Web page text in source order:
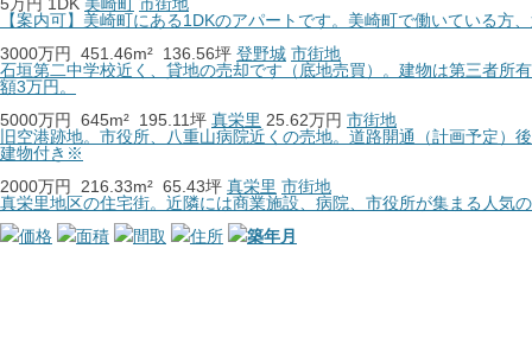
【案内可】美崎町にある1DKのアパートです。美崎町で働いている方
3000万円
451.46m² 136.56坪 登野城 市街地
石垣第二中学校近く、貸地の売却です（底地売買）。建物は第三者所
額3万円。
5000万円
645m² 195.11坪 真栄里 25.62万円 市街地
旧空港跡地。市役所、八重山病院近くの売地。道路開通（計画予定
建物付き※
2000万円
216.33m² 65.43坪 真栄里 市街地
真栄里地区の住宅街。近隣には商業施設、病院、市役所が集まる人気
価格
面積 間取 住所 築年月